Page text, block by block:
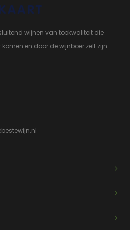
wijnen van topkwaliteit die
en door de wijnboer zelf zijn